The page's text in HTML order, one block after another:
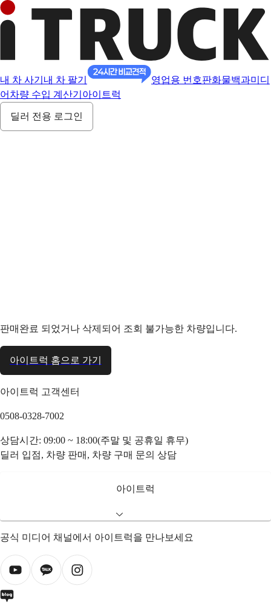
내 차 사기 내 차 팔기 영업용 번호판화물백과미디
어 차량 수입 계산기 아이트럭
딜러 전용 로그인
판매완료 되었거나 삭제되어 조회 불가능한 차량입니다.
아이트럭 홈으로 가기
아이트럭 고객센터
0508-0328-7002
상담시간: 09:00 ~ 18:00(주말 및 공휴일 휴무)
딜러 입점, 차량 판매, 차량 구매 문의 상담
아이트럭
공식 미디어 채널에서 아이트럭을 만나보세요